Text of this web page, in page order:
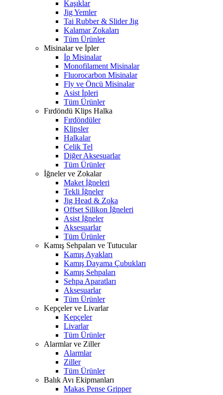
Kaşıklar
Jig Yemler
Tai Rubber & Slider Jig
Kalamar Zokaları
Tüm Ürünler
Misinalar ve İpler
İp Misinalar
Monofilament Misinalar
Fluorocarbon Misinalar
Fly ve Öncü Misinalar
Asist İpleri
Tüm Ürünler
Fırdöndü Klips Halka
Fırdöndüler
Klipsler
Halkalar
Çelik Tel
Diğer Aksesuarlar
Tüm Ürünler
İğneler ve Zokalar
Maket İğneleri
Tekli İğneler
Jig Head & Zoka
Offset Silikon İğneleri
Asist İğneler
Aksesuarlar
Tüm Ürünler
Kamış Sehpaları ve Tutucular
Kamış Ayakları
Kamış Dayama Çubukları
Kamış Sehpaları
Sehpa Aparatları
Aksesuarlar
Tüm Ürünler
Kepçeler ve Livarlar
Kepçeler
Livarlar
Tüm Ürünler
Alarmlar ve Ziller
Alarmlar
Ziller
Tüm Ürünler
Balık Avı Ekipmanları
Makas Pense Gripper